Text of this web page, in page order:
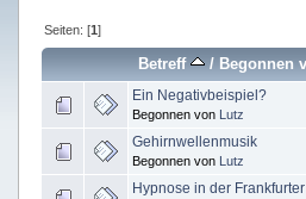
Seiten: [1]
Betreff / Begonnen
Ein Negativbeispiel?
Begonnen von Lutz
Gehirnwellenmusik
Begonnen von Lutz
Hypnose in der